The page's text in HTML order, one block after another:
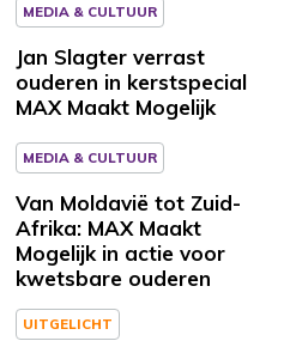
MEDIA & CULTUUR
Jan Slagter verrast
ouderen in kerstspecial
MAX Maakt Mogelijk
MEDIA & CULTUUR
Van Moldavië tot Zuid-
Afrika: MAX Maakt
Mogelijk in actie voor
kwetsbare ouderen
UITGELICHT